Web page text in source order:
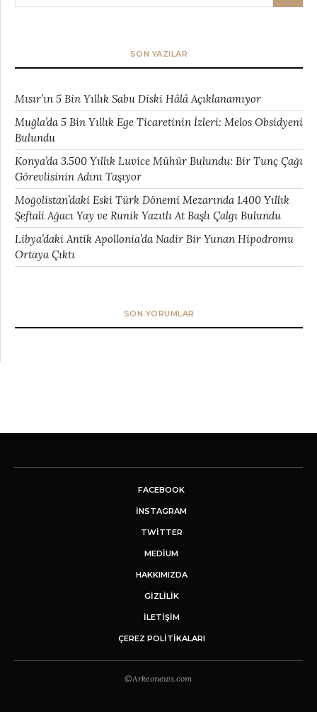
SON YAZILAR
Mısır’ın 5 Bin Yıllık Sabu Diski Hâlâ Açıklanamıyor
Muğla’da 5 Bin Yıllık Ege Ticaretinin İzleri: Melos Obsidyeni
Bulundu
Konya’da 3.500 Yıllık Luvice Mühür Bulundu: Bir Tunç Çağı
Görevlisinin Adını Taşıyor
Moğolistan’daki Eski Türk Dönemi Mezarında 1.400 Yıllık
Şeftali Ağacı Yay ve Runik Yazıtlı At Başlı Çalgı Bulundu
Libya’daki Antik Apollonia’da Nadir Bir Yunan Hipodromu
Ortaya Çıktı
SON YORUMLAR
FACEBOOK
INSTAGRAM
TWITTER
MEDIUM
HAKKIMIZDA
GİZLİLİK
İLETIŞIM
ÇEREZ POLITIKALARI
©Arkeonews.com